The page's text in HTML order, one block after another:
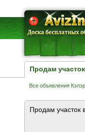
Продам
Все объявления
Продам участок